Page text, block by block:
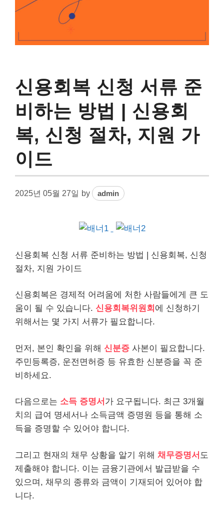
신용회복 신청 서류 준
비하는 방법 | 신용회
복, 신청 절차, 지원 가
이드
2025년 05월 27일 by admin
신용회복 신청 서류 준비하는 방법 | 신용회복, 신청
절차, 지원 가이드
신용회복은 경제적 어려움에 처한 사람들에게 큰 도
움이 될 수 있습니다. 신용회복위원회 에 신청하기
위해서는 몇 가지 서류가 필요합니다.
먼저, 본인 확인을 위해 신분증 사본이 필요합니다.
주민등록증, 운전면허증 등 유효한 신분증을 꼭 준
비하세요.
다음으로는 소득 증명서 가 요구됩니다. 최근 3개월
치의 급여 명세서나 소득금액 증명원 등을 통해 소
득을 증명할 수 있어야 합니다.
그리고 현재의 채무 상황을 알기 위해 채무증명서 도
제출해야 합니다. 이는 금융기관에서 발급받을 수
있으며, 채무의 종류와 금액이 기재되어 있어야 합
니다.